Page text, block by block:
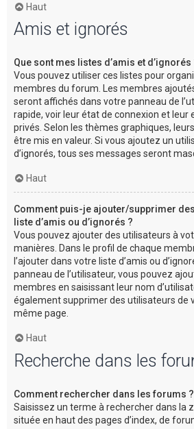
Haut
Amis et ignorés
Que sont mes listes d’amis et d’ignorés
Vous pouvez utiliser ces listes pour
membres du forum. Les membres
seront affichés dans votre panneau de
rapide, voir leur état de connexion et leur
privés. Selon les thèmes graphiques,
être mis en valeur. Si vous ajoutez un
d’ignorés, tous ses messages seront
Haut
Comment puis-je ajouter/supprimer
liste d’amis ou d’ignorés ?
Vous pouvez ajouter des utilisateurs à
manières. Dans le profil de chaque
l’ajouter dans votre liste d’amis ou
panneau de l’utilisateur, vous pouvez
membres en saisissant leur nom
également supprimer des utilisateurs de
même page.
Haut
Recherche dans les
Comment rechercher dans les forums ?
Saisissez un terme à rechercher dans la
située en haut des pages d’index, de